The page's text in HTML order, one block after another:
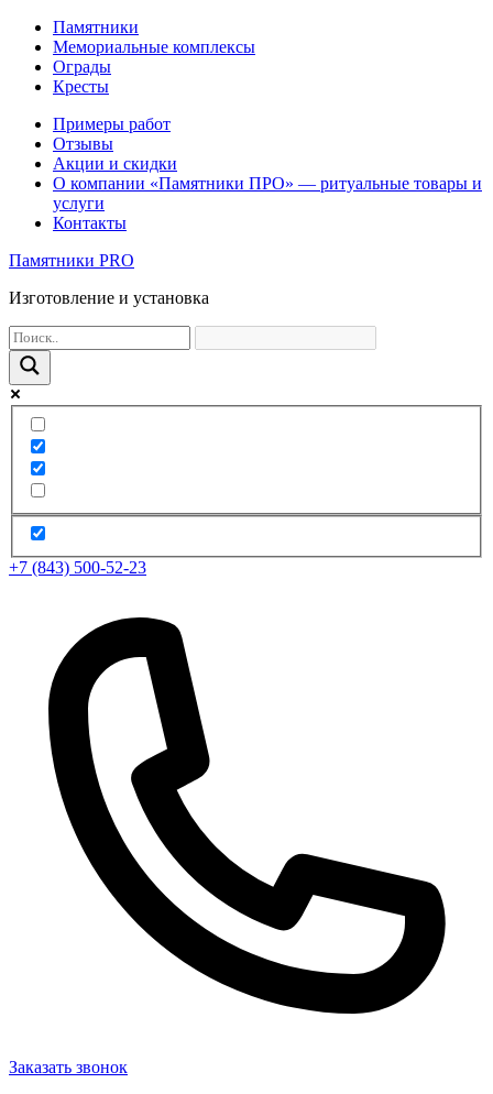
Памятники
Мемориальные комплексы
Ограды
Кресты
Примеры работ
Отзывы
Акции и скидки
О компании «Памятники ПРО» — ритуальные товары и
услуги
Контакты
Памятники PRO
Изготовление и установка
+7 (843) 500-52-23
Заказать звонок